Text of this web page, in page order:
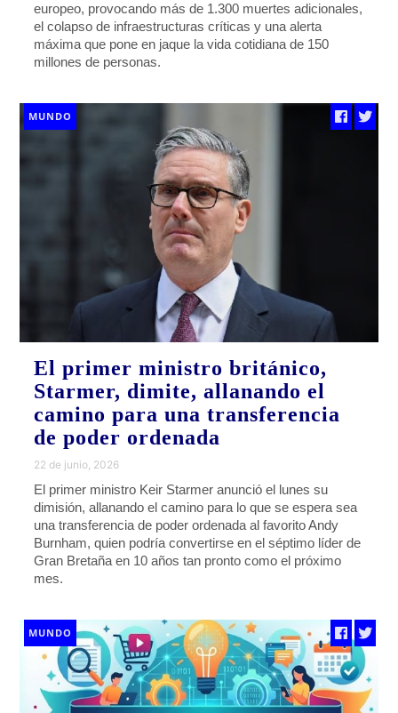
europeo, provocando más de 1.300 muertes adicionales,
el colapso de infraestructuras críticas y una alerta
máxima que pone en jaque la vida cotidiana de 150
millones de personas.
MUNDO
El primer ministro británico,
Starmer, dimite, allanando el
camino para una transferencia
de poder ordenada
22 de junio, 2026
El primer ministro Keir Starmer anunció el lunes su
dimisión, allanando el camino para lo que se espera sea
una transferencia de poder ordenada al favorito Andy
Burnham, quien podría convertirse en el séptimo líder de
Gran Bretaña en 10 años tan pronto como el próximo
mes.
MUNDO